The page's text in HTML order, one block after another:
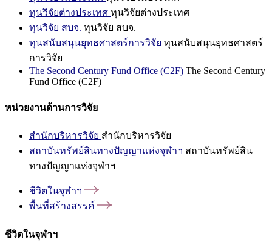
ทุนวิจัยต่างประเทศ ทุนวิจัยต่างประเทศ
ทุนวิจัย สบจ. ทุนวิจัย สบจ.
ทุนสนับสนุนยุทธศาสตร์การวิจัย ทุนสนับสนุนยุทธศาสตร์
การวิจัย
The Second Century Fund Office (C2F) The Second Century
Fund Office (C2F)
หน่วยงานด้านการวิจัย
สำนักบริหารวิจัย สำนักบริหารวิจัย
สถาบันทรัพย์สินทางปัญญาแห่งจุฬาฯ สถาบันทรัพย์สิน
ทางปัญญาแห่งจุฬาฯ
ชีวิตในจุฬาฯ
พื้นที่สร้างสรรค์
ชีวิตในจุฬาฯ